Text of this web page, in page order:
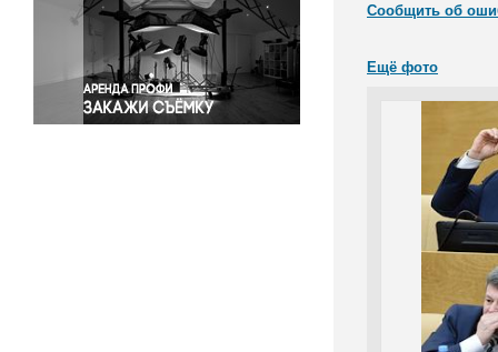
Спорт
Экология
Экономика и бизнес
Сообщить об
Ещё фото